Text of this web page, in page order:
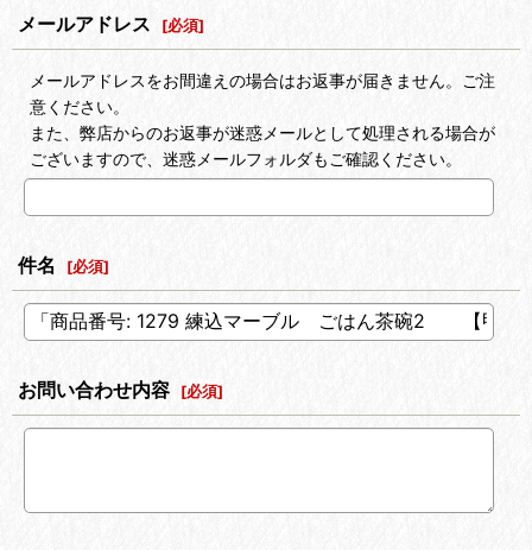
メールアドレス [必須]
メールアドレスをお間違えの場合はお返事が届きません。ご注
意ください。
また、弊店からのお返事が迷惑メールとして処理される場合が
ございますので、迷惑メールフォルダもご確認ください。
件名 [必須]
お問い合わせ内容 [必須]